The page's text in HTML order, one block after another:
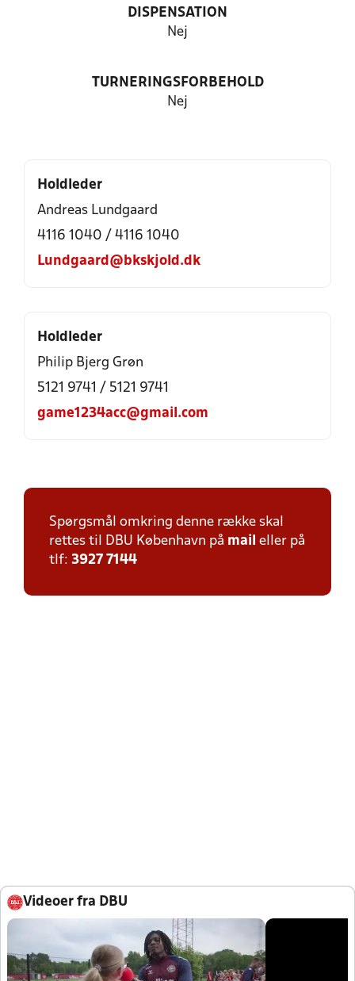
DISPENSATION
Nej
TURNERINGSFORBEHOLD
Nej
Holdleder
Andreas Lundgaard
4116 1040 / 4116 1040
Lundgaard@bkskjold.dk
Holdleder
Philip Bjerg Grøn
5121 9741 / 5121 9741
game1234acc@gmail.com
Spørgsmål omkring denne række skal
rettes til DBU København på mail eller på
tlf: 3927 7144
Videoer fra DBU